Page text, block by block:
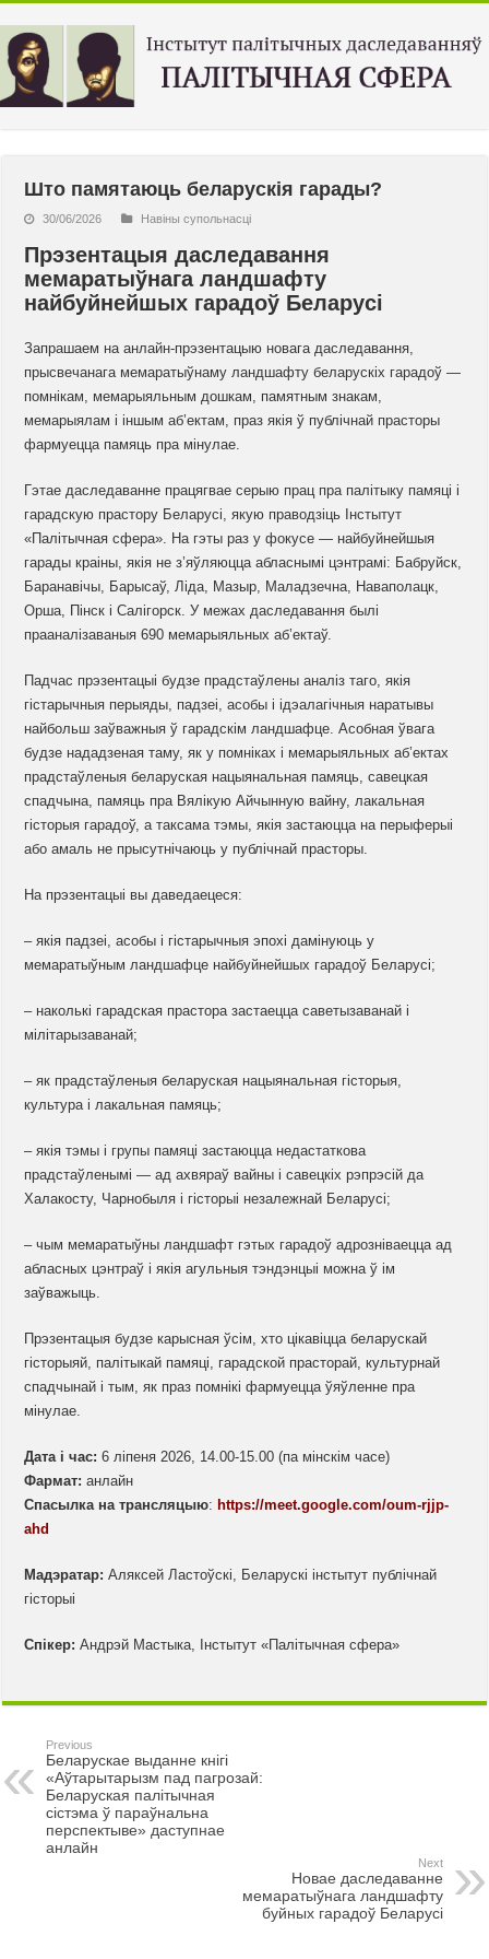
Што памятаюць беларускія гарады?
30/06/2026 Навiны супольнасцi
Прэзентацыя даследавання
мемаратыўнага ландшафту
найбуйнейшых гарадоў Беларусі
Запрашаем на анлайн-прэзентацыю новага даследавання,
прысвечанага мемаратыўнаму ландшафту беларускіх гарадоў —
помнікам, мемарыяльным дошкам, памятным знакам,
мемарыялам і іншым аб’ектам, праз якія ў публічнай прасторы
фармуецца памяць пра мінулае.
Гэтае даследаванне працягвае серыю прац пра палітыку памяці і
гарадскую прастору Беларусі, якую праводзіць Інстытут
«Палітычная сфера». На гэты раз у фокусе — найбуйнейшыя
гарады краіны, якія не з’яўляюцца абласнымі цэнтрамі: Бабруйск,
Баранавічы, Барысаў, Ліда, Мазыр, Маладзечна, Наваполацк,
Орша, Пінск і Салігорск. У межах даследавання былі
прааналізаваныя 690 мемарыяльных аб’ектаў.
Падчас прэзентацыі будзе прадстаўлены аналіз таго, якія
гістарычныя перыяды, падзеі, асобы і ідэалагічныя наратывы
найбольш заўважныя ў гарадскім ландшафце. Асобная ўвага
будзе нададзеная таму, як у помніках і мемарыяльных аб’ектах
прадстаўленыя беларуская нацыянальная памяць, савецкая
спадчына, памяць пра Вялікую Айчынную вайну, лакальная
гісторыя гарадоў, а таксама тэмы, якія застаюцца на перыферыі
або амаль не прысутнічаюць у публічнай прасторы.
На прэзентацыі вы даведаецеся:
– якія падзеі, асобы і гістарычныя эпохі дамінуюць у
мемаратыўным ландшафце найбуйнейшых гарадоў Беларусі;
– наколькі гарадская прастора застаецца саветызаванай і
мілітарызаванай;
– як прадстаўленыя беларуская нацыянальная гісторыя,
культура і лакальная памяць;
– якія тэмы і групы памяці застаюцца недастаткова
прадстаўленымі — ад ахвяраў вайны і савецкіх рэпрэсій да
Халакосту, Чарнобыля і гісторыі незалежнай Беларусі;
– чым мемаратыўны ландшафт гэтых гарадоў адрозніваецца ад
абласных цэнтраў і якія агульныя тэндэнцыі можна ў ім
заўважыць.
Прэзентацыя будзе карысная ўсім, хто цікавіцца беларускай
гісторыяй, палітыкай памяці, гарадской прасторай, культурнай
спадчынай і тым, як праз помнікі фармуецца ўяўленне пра
мінулае.
Дата і час: 6 ліпеня 2026, 14.00-15.00 (па мінскім часе)
Фармат: анлайн
Спасылка на трансляцыю: https://meet.google.com/oum-rjjp-
ahd
Мадэратар:Аляксей Ластоўскі, Беларускі інстытут публічнай
гісторыі
Спікер:Андрэй Мастыка, Інстытут «Палітычная сфера»
Previous
Беларускае выданне кнігі
«Аўтарытарызм пад пагрозай:
Беларуская палітычная
сістэма ў параўнальна
перспектыве» даступнае
анлайн
Next
Новае даследаванне
мемаратыўнага ландшафту
буйных гарадоў Беларусі